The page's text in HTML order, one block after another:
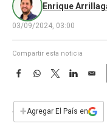
Enrique
03/09/2024, 03:00
Compartir esta noticia
F
e
b
W
s
T
w
t
L
E
i
l
+Agregar El País en